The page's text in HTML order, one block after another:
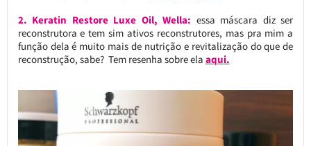
2. Keratin Restore Luxe Oil, Wella: essa máscara diz ser
reconstrutora e tem sim ativos reconstrutores, mas pra mim a
função dela é muito mais de nutrição e revitalização do que de
reconstrução, sabe? Tem resenha sobre ela aqui.